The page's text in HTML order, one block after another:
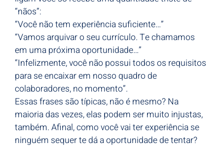
“nãos”:
“Você não tem experiência suficiente…”
“Vamos arquivar o seu currículo. Te chamamos
em uma próxima oportunidade…”
“Infelizmente, você não possui todos os requisitos
para se encaixar em nosso quadro de
colaboradores, no momento”.
Essas frases são típicas, não é mesmo? Na
maioria das vezes, elas podem ser muito injustas,
também. Afinal, como você vai ter experiência se
ninguém sequer te dá a oportunidade de tentar?